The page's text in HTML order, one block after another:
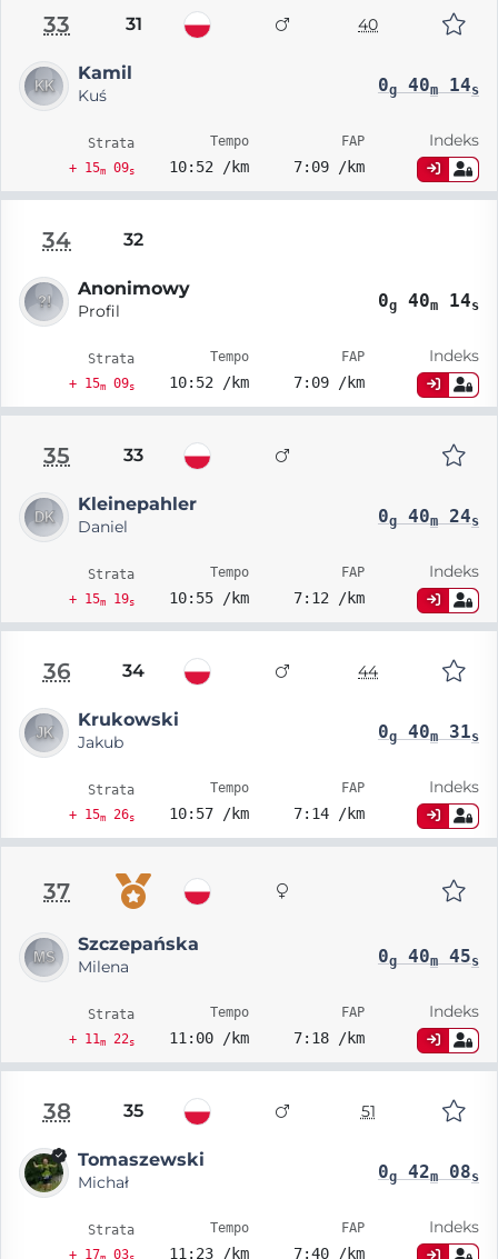
33 31 40
Kamil
Kuś 0g40m14s
Strata
+ 15m09s
Tempo
10:52 /km
FAP
7:09 /km
Indeks
34 32
Anonimowy
Profil 0g40m14s
Strata
+ 15m09s
Tempo
10:52 /km
FAP
7:09 /km
Indeks
35 33
Kleinepahler
Daniel 0g40m24s
Strata
+ 15m19s
Tempo
10:55 /km
FAP
7:12 /km
Indeks
36 34 44
Krukowski
Jakub 0g40m31s
Strata
+ 15m26s
Tempo
10:57 /km
FAP
7:14 /km
Indeks
37
Szczepańska
Milena 0g40m45s
Strata
+ 11m22s
Tempo
11:00 /km
FAP
7:18 /km
Indeks
38 35 51
Tomaszewski
Michał 0g42m08s
Strata
+ 17 03
Tempo
11:23 /km
FAP
7:40 /km
Indeks